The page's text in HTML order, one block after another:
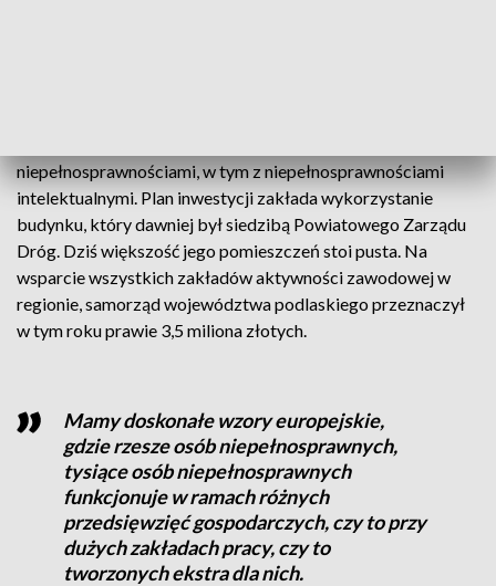
niepełnosprawnościami, w tym z niepełnosprawnościami
intelektualnymi. Plan inwestycji zakłada wykorzystanie
budynku, który dawniej był siedzibą Powiatowego Zarządu
Dróg. Dziś większość jego pomieszczeń stoi pusta. Na
wsparcie wszystkich zakładów aktywności zawodowej w
regionie, samorząd województwa podlaskiego przeznaczył
w tym roku prawie 3,5 miliona złotych.
Mamy doskonałe wzory europejskie,
gdzie rzesze osób niepełnosprawnych,
tysiące osób niepełnosprawnych
funkcjonuje w ramach różnych
przedsięwzięć gospodarczych, czy to przy
dużych zakładach pracy, czy to
tworzonych ekstra dla nich.